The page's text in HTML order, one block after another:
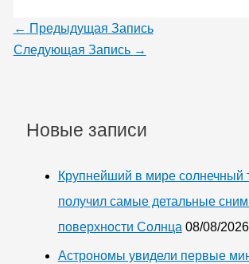
← Предыдущая Запись
Следующая Запись →
Новые записи
Крупнейший в мире солнечный
получил самые детальные
поверхности Солнца 08/08/2026
Астрономы увидели первые